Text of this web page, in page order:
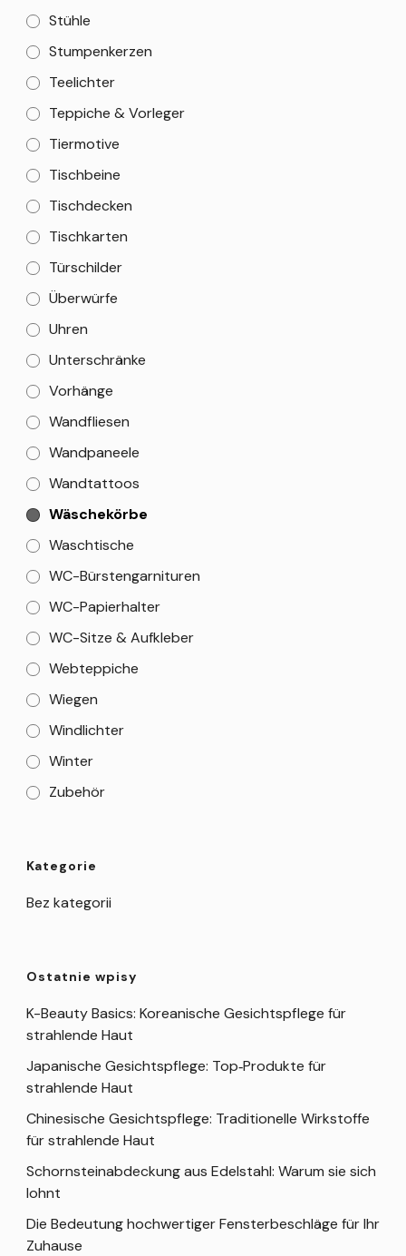
Stühle
Stumpenkerzen
Teelichter
Teppiche & Vorleger
Tiermotive
Tischbeine
Tischdecken
Tischkarten
Türschilder
Überwürfe
Uhren
Unterschränke
Vorhänge
Wandfliesen
Wandpaneele
Wandtattoos
Wäschekörbe
Waschtische
WC-Bürstengarnituren
WC-Papierhalter
WC-Sitze & Aufkleber
Webteppiche
Wiegen
Windlichter
Winter
Zubehör
Kategorie
Bez kategorii
Ostatnie wpisy
K-Beauty Basics: Koreanische Gesichtspflege für
strahlende Haut
Japanische Gesichtspflege: Top‑Produkte für
strahlende Haut
Chinesische Gesichtspflege: Traditionelle Wirkstoffe
für strahlende Haut
Schornsteinabdeckung aus Edelstahl: Warum sie sich
lohnt
Die Bedeutung hochwertiger Fensterbeschläge für Ihr
Zuhause